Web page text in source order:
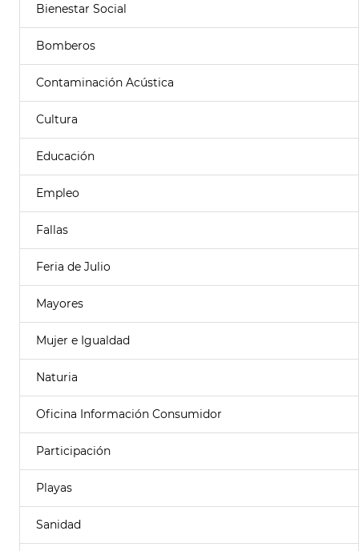
Bienestar Social
Bomberos
Contaminación Acústica
Cultura
Educación
Empleo
Fallas
Feria de Julio
Mayores
Mujer e Igualdad
Naturia
Oficina Información Consumidor
Participación
Playas
Sanidad